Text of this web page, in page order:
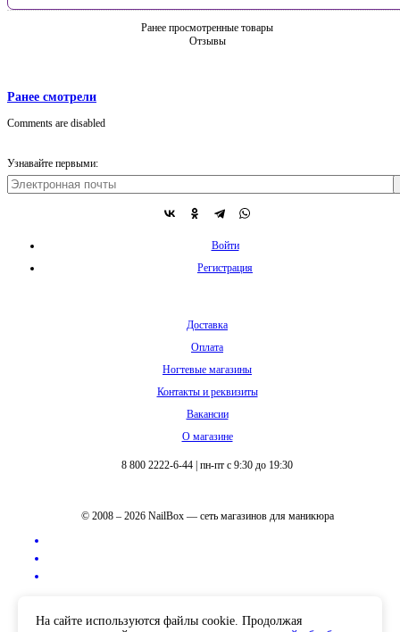
Ранее просмотренные товары
Отзывы
Ранее смотрели
Comments are disabled
Узнавайте первыми:
Войти
Регистрация
Доставка
Оплата
Ногтевые магазины
Контакты и реквизиты
Вакансии
О магазине
8 800 2222-6-44 пн-пт с 9:30 до 19:30
© 2008 – 2026 NailBox — сеть магазинов для маникюра
На сайте используются файлы cookie. Продолжая